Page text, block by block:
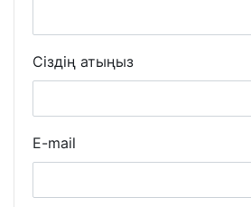
Сіздің атыңыз
E-mail